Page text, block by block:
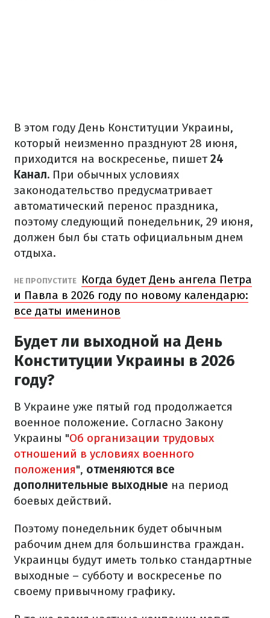
В этом году День Конституции Украины,
который неизменно празднуют 28 июня,
приходится на воскресенье, пишет24
Канал. При обычных условиях
законодательство предусматривает
автоматический перенос праздника,
поэтому следующий понедельник, 29 июня,
должен был бы стать официальным днем
отдыха.
НЕ ПРОПУСТИТЕ
Когда будет День ангела Петра
и Павла в 2026 году по новому календарю:
все даты именинов
Будет ли выходной на День
Конституции Украины в 2026
году?
В Украине уже пятый год продолжается
военное положение. Согласно Закону
Украины "Об организации трудовых
отношений в условиях военного
положения", отменяются все
дополнительные выходные на период
боевых действий.
Поэтому понедельник будет обычным
рабочим днем для большинства граждан.
Украинцы будут иметь только стандартные
выходные – субботу и воскресенье по
своему привычному графику.